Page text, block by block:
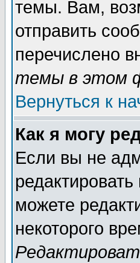
темы. Вам,
отправить
перечислено
темы в этом
Вернуться к
Как я могу
Если вы не
можете
некоторого